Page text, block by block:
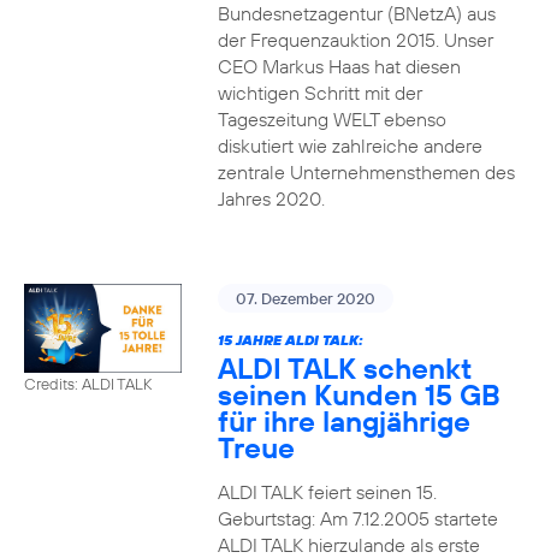
Bundesnetzagentur (BNetzA) aus
der Frequenzauktion 2015. Unser
CEO Markus Haas hat diesen
wichtigen Schritt mit der
Tageszeitung WELT ebenso
diskutiert wie zahlreiche andere
zentrale Unternehmensthemen des
Jahres 2020.
Credits: ALDI TALK
07. Dezember 2020
15 JAHRE ALDI TALK:
ALDI TALK schenkt
seinen Kunden 15 GB
für ihre langjährige
Treue
ALDI TALK feiert seinen 15.
Geburtstag: Am 7.12.2005 startete
ALDI TALK hierzulande als erste